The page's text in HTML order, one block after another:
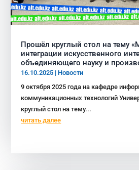
Прошёл круглый стол на тему
интеграции искусственного
объединяющего науку и
16.10.2025 | Новости
9 октября 2025 года на кафедре
коммуникационных технологий
круглый стол на тему...
читать далее